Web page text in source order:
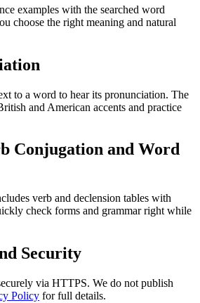
examples with the searched word
choose the right meaning and natural
to a word to hear its pronunciation. The
and American accents and practice
Conjugation and Word
verb and declension tables with
check forms and grammar right while
Security
via HTTPS. We do not publish
Policy for full details.